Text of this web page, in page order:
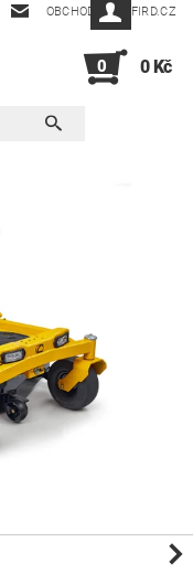
OBCHOD@PROFIRD.CZ
0 0 Kč